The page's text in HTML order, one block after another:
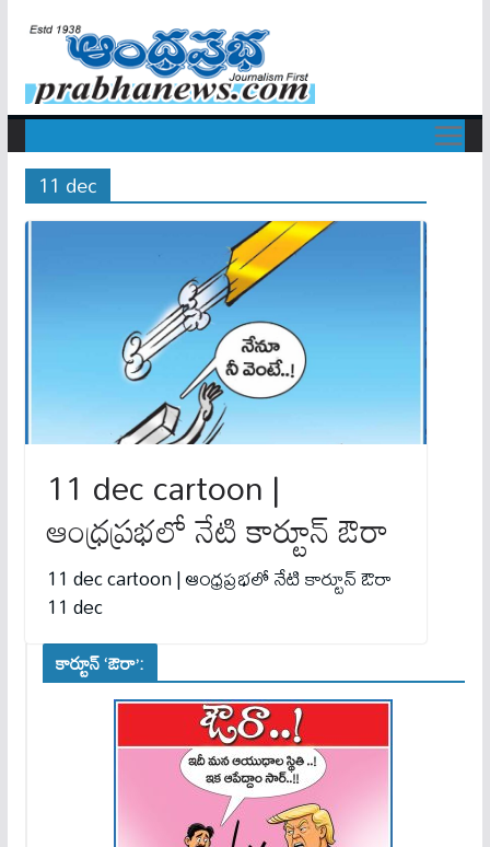
11 dec
11 dec cartoon |
ఆంధ్రప్రభలో నేటి కార్టూన్ ఔరా
11 dec cartoon | ఆంధ్రప్రభలో నేటి కార్టూన్ ఔరా
11 dec
కార్టూన్ ‘ఔరా’: